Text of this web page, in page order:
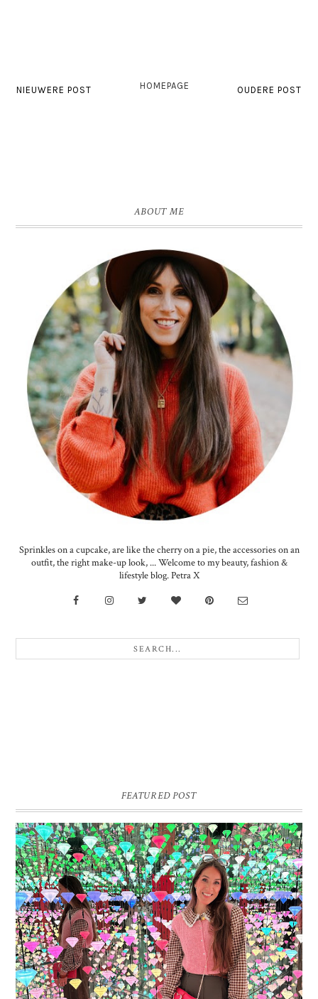
NIEUWERE POST OUDERE POST
HOMEPAGE
ABOUT ME
Sprinkles on a cupcake, are like the cherry on a pie, the accessories on an
outfit, the right make-up look, ... Welcome to my beauty, fashion &
lifestyle blog. Petra X
FEATURED POST
16 JAAR SPRINKLES ON A CUPCAKE
Vandaag is het weer zo’n moment waarop ik even bewust op de
pauzeknop duw, want Sprinkles on a Cupcake bestaat 16 jaar. Zestien.